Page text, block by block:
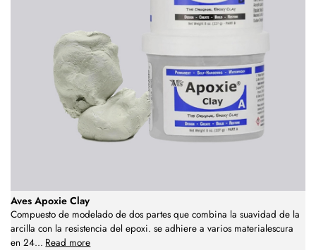
Aves Apoxie Clay
Compuesto de modelado de dos partes que combina la suavidad de la
arcilla con la resistencia del epoxi. se adhiere a varios materialescura
en 24... Read more